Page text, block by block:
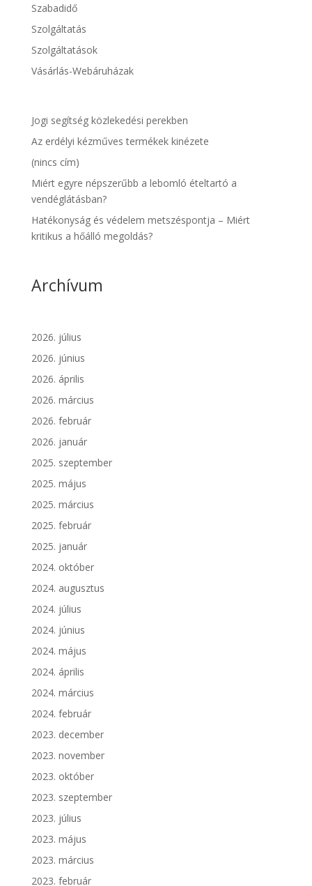
Szabadidő
Szolgáltatás
Szolgáltatások
Vásárlás-Webáruházak
Jogi segítség közlekedési perekben
Az erdélyi kézműves termékek kinézete
(nincs cím)
Miért egyre népszerűbb a lebomló ételtartó a
vendéglátásban?
Hatékonyság és védelem metszéspontja – Miért
kritikus a hőálló megoldás?
Archívum
2026. július
2026. június
2026. április
2026. március
2026. február
2026. január
2025. szeptember
2025. május
2025. március
2025. február
2025. január
2024. október
2024. augusztus
2024. július
2024. június
2024. május
2024. április
2024. március
2024. február
2023. december
2023. november
2023. október
2023. szeptember
2023. július
2023. május
2023. március
2023. február